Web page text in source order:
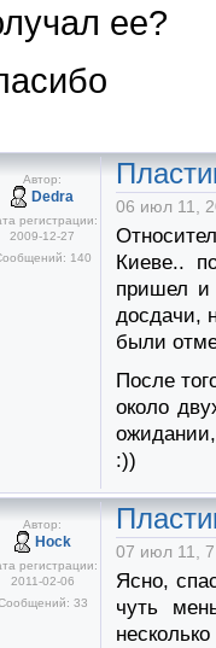
ее?
Автор:
Dedra
регистрации:
2009-12-27
140
06 июл 11,
Киеве..
пришел и
досдачи,
были
После
около
:))
Автор:
Hock
регистрации:
2011-02-06
33
07 июл 11,
Ясно,
чуть